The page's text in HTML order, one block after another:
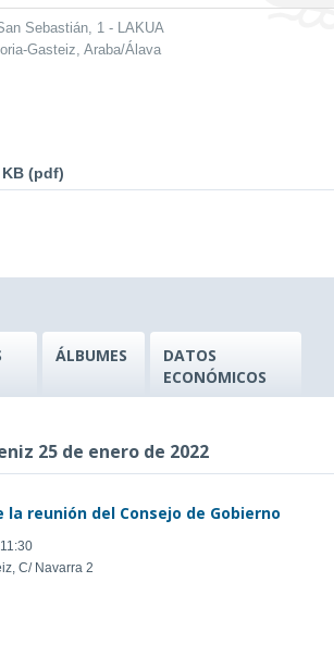
Sebastián, 1 - LAKUA
Gasteiz, Araba/Álava
KB (pdf)
ÁLBUMES
DATOS
ECONÓMICOS
25 de enero de 2022
la reunión del Consejo de Gobierno
C/ Navarra 2